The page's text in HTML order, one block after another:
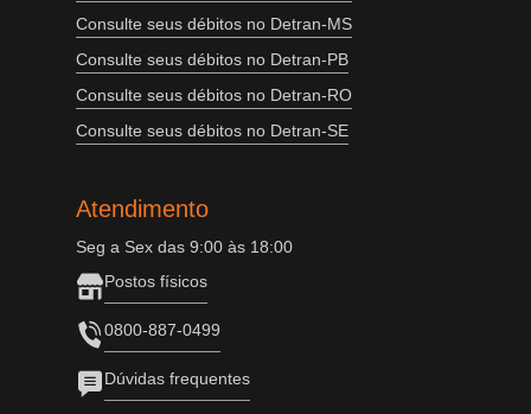
Consulte seus débitos no Detran-MS
Consulte seus débitos no Detran-PB
Consulte seus débitos no Detran-RO
Consulte seus débitos no Detran-SE
Atendimento
Seg a Sex das 9:00 às 18:00
Postos físicos
0800-887-0499
Dúvidas frequentes